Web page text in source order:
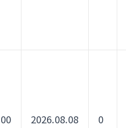
00 2026.08.08 0